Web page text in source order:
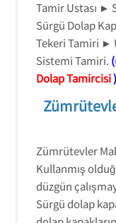
Tamir Ustası ►
Sürgü Dolap
Tekeri Tamiri ►
Sistemi Tamiri.
Dolap Tamircisi
Zümrütevler
Kullanmış
düzgün
Sürgü dolap